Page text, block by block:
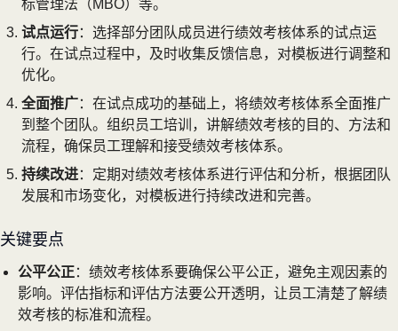
标管理法（MBO）等。
试点运行：选择部分团队成员进行绩效考核体系的试点运
行。在试点过程中，及时收集反馈信息，对模板进行调整和
优化。
全面推广：在试点成功的基础上，将绩效考核体系全面推广
到整个团队。组织员工培训，讲解绩效考核的目的、方法和
流程，确保员工理解和接受绩效考核体系。
持续改进：定期对绩效考核体系进行评估和分析，根据团队
发展和市场变化，对模板进行持续改进和完善。
关键要点
公平公正：绩效考核体系要确保公平公正，避免主观因素的
影响。评估指标和评估方法要公开透明，让员工清楚了解绩
效考核的标准和流程。